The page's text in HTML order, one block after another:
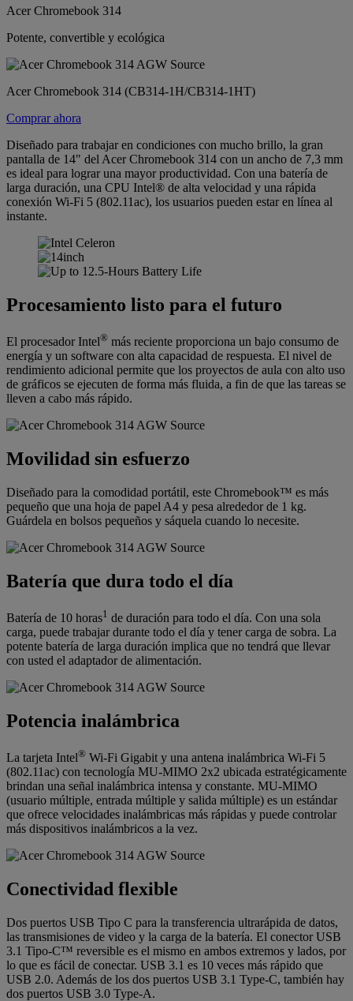
Acer Chromebook 314
Potente, convertible y ecológica
Acer Chromebook 314 (CB314-1H/CB314-1HT)
Comprar ahora
Diseñado para trabajar en condiciones con mucho brillo, la gran
pantalla de 14" del Acer Chromebook 314 con un ancho de 7,3 mm
es ideal para lograr una mayor productividad. Con una batería de
larga duración, una CPU Intel® de alta velocidad y una rápida
conexión Wi-Fi 5 (802.11ac), los usuarios pueden estar en línea al
instante.
Procesamiento listo para el futuro
El procesador Intel® más reciente proporciona un bajo consumo de
energía y un software con alta capacidad de respuesta. El nivel de
rendimiento adicional permite que los proyectos de aula con alto uso
de gráficos se ejecuten de forma más fluida, a fin de que las tareas se
lleven a cabo más rápido.
Movilidad sin esfuerzo
Diseñado para la comodidad portátil, este Chromebook™ es más
pequeño que una hoja de papel A4 y pesa alrededor de 1 kg.
Guárdela en bolsos pequeños y sáquela cuando lo necesite.
Batería que dura todo el día
Batería de 10 horas1 de duración para todo el día. Con una sola
carga, puede trabajar durante todo el día y tener carga de sobra. La
potente batería de larga duración implica que no tendrá que llevar
con usted el adaptador de alimentación.
Potencia inalámbrica
La tarjeta Intel® Wi-Fi Gigabit y una antena inalámbrica Wi-Fi 5
(802.11ac) con tecnología MU-MIMO 2x2 ubicada estratégicamente
brindan una señal inalámbrica intensa y constante. MU-MIMO
(usuario múltiple, entrada múltiple y salida múltiple) es un estándar
que ofrece velocidades inalámbricas más rápidas y puede controlar
más dispositivos inalámbricos a la vez.
Conectividad flexible
Dos puertos USB Tipo C para la transferencia ultrarápida de datos,
las transmisiones de video y la carga de la batería. El conector USB
3.1 Tipo-C™ reversible es el mismo en ambos extremos y lados, por
lo que es fácil de conectar. USB 3.1 es 10 veces más rápido que
USB 2.0. Además de los dos puertos USB 3.1 Type-C, también hay
dos puertos USB 3.0 Type-A.